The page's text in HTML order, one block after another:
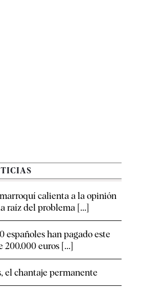
calienta a la opinión
raíz del problema [...]
españoles han pagado este
200.000 euros [...]
el chantaje permanente